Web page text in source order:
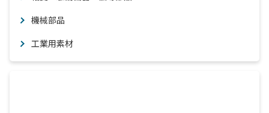
機械部品
工業用素材